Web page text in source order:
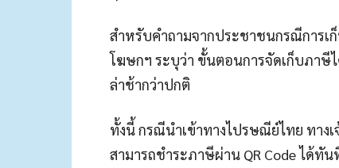
สำหรับคำถามจากประชาชนกรณีการเก็
โฆษกฯ ระบุว่า ขั้นตอนการจัดเก็บภาษี
ล่าช้ากว่าปกติ
ทั้งนี้ กรณีนำเข้าทางไปรษณีย์ไทย ทา
สามารถชำระภาษีผ่าน QR Code ได้